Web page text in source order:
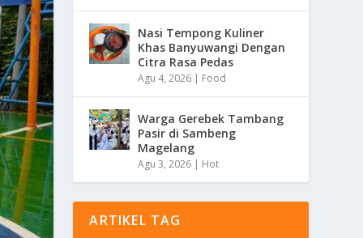
Nasi Tempong Kuliner
Khas Banyuwangi Dengan
Citra Rasa Pedas
Agu 4, 2026 | Food
Warga Gerebek Tambang
Pasir di Sambeng
Magelang
Agu 3, 2026 | Hot
ARTIKEL TAG